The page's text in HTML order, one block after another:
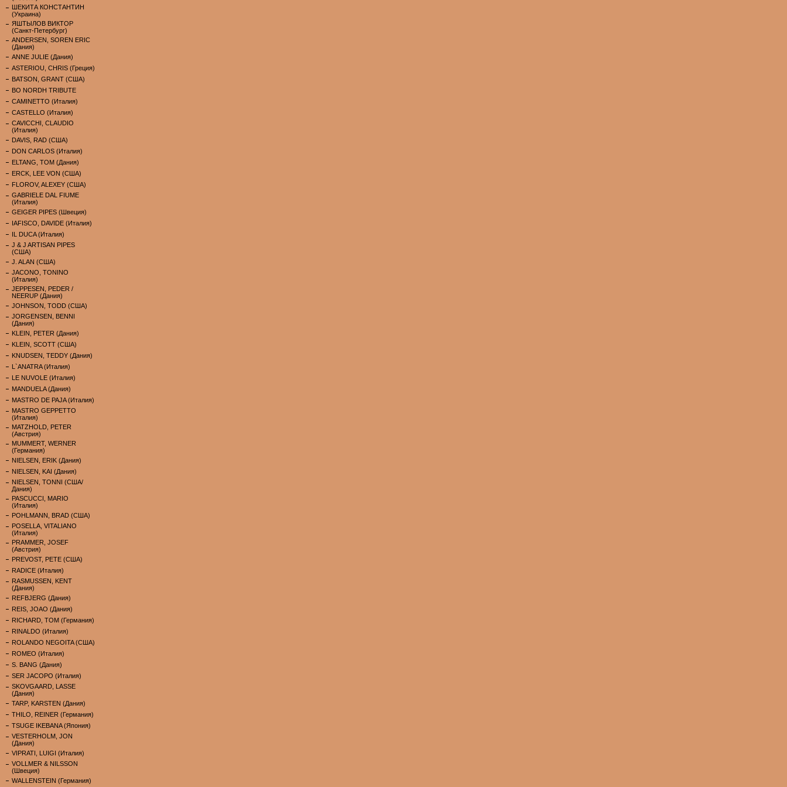
ШЕКИТА КОНСТАНТИН
(Украина)
ЯШТЫЛОВ ВИКТОР
(Санкт-Петербург)
ANDERSEN, SOREN ERIC
(Дания)
ANNE JULIE (Дания)
ASTERIOU, CHRIS (Греция)
BATSON, GRANT (США)
BO NORDH TRIBUTE
CAMINETTO (Италия)
CASTELLO (Италия)
CAVICCHI, CLAUDIO
(Италия)
DAVIS, RAD (США)
DON CARLOS (Италия)
ELTANG, TOM (Дания)
ERCK, LEE VON (США)
FLOROV, ALEXEY (США)
GABRIELE DAL FIUME
(Италия)
GEIGER PIPES (Швеция)
IAFISCO, DAVIDE (Италия)
IL DUCA (Италия)
J & J ARTISAN PIPES
(США)
J. ALAN (США)
JACONO, TONINO
(Италия)
JEPPESEN, PEDER /
NEERUP (Дания)
JOHNSON, TODD (США)
JORGENSEN, BENNI
(Дания)
KLEIN, PETER (Дания)
KLEIN, SCOTT (США)
KNUDSEN, TEDDY (Дания)
L`ANATRA (Италия)
LE NUVOLE (Италия)
MANDUELA (Дания)
MASTRO DE PAJA (Италия)
MASTRO GEPPETTO
(Италия)
MATZHOLD, PETER
(Австрия)
MUMMERT, WERNER
(Германия)
NIELSEN, ERIK (Дания)
NIELSEN, KAI (Дания)
NIELSEN, TONNI (США/
Дания)
PASCUCCI, MARIO
(Италия)
POHLMANN, BRAD (США)
POSELLA, VITALIANO
(Италия)
PRAMMER, JOSEF
(Австрия)
PREVOST, PETE (США)
RADICE (Италия)
RASMUSSEN, KENT
(Дания)
REFBJERG (Дания)
REIS, JOAO (Дания)
RICHARD, TOM (Германия)
RINALDO (Италия)
ROLANDO NEGOITA (США)
ROMEO (Италия)
S. BANG (Дания)
SER JACOPO (Италия)
SKOVGAARD, LASSE
(Дания)
TARP, KARSTEN (Дания)
THILO, REINER (Германия)
TSUGE IKEBANA (Япония)
VESTERHOLM, JON
(Дания)
VIPRATI, LUIGI (Италия)
VOLLMER & NILSSON
(Швеция)
WALLENSTEIN (Германия)